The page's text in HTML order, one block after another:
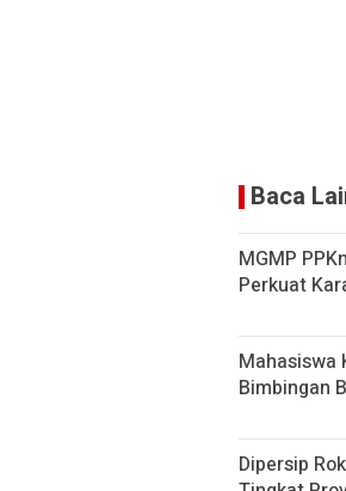
Baca
MGMP
Perkuat
Mahasiswa
Bimbingan
Dipersip